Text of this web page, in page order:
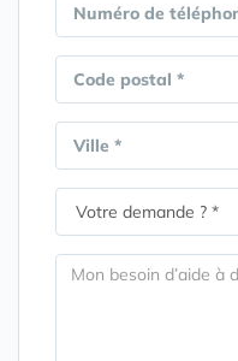
Numéro de
Code postal *
Ville *